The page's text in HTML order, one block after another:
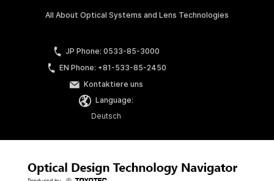
All About Optical Systems and Lens Technologies
JP Phone: 0533-85-3000
EN Phone: +81-533-85-2450
Kontaktiere uns
Language:
Deutsch